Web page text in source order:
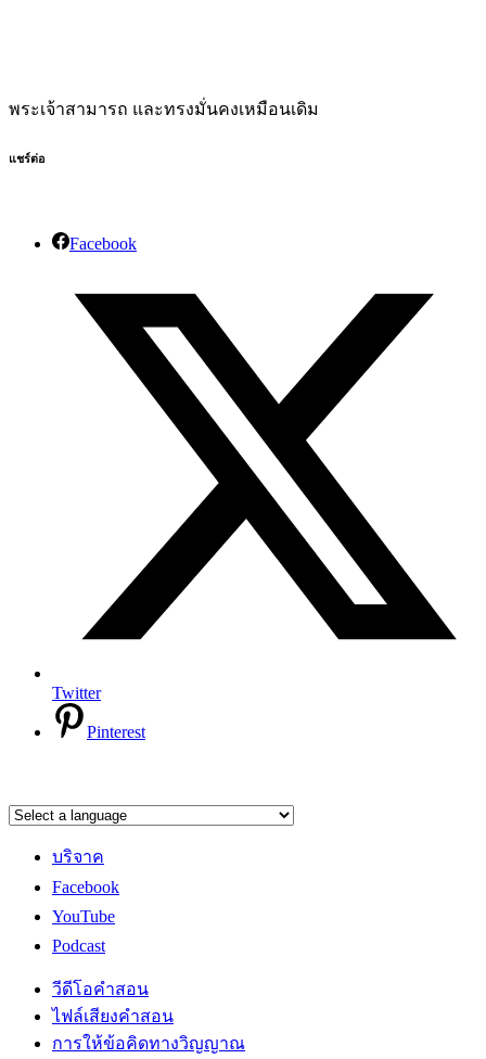
พระเจ้าสามารถ และทรงมั่นคงเหมือนเดิม
แชร์ต่อ
Facebook
Twitter
Pinterest
บริจาค
Facebook
YouTube
Podcast
วีดีโอคำสอน
ไฟล์เสียงคำสอน
การให้ข้อคิดทางวิญญาณ